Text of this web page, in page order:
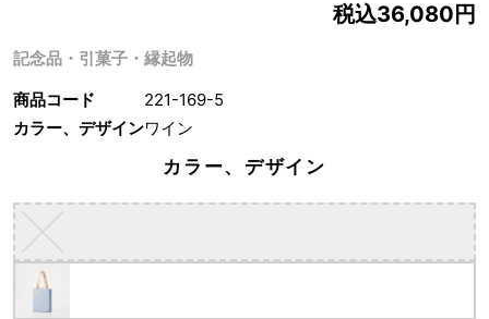
記念品・引菓子・縁起物
税込36,080円
商品コード
221-169-5
カラー、デザインワイン
カラー、デザイン